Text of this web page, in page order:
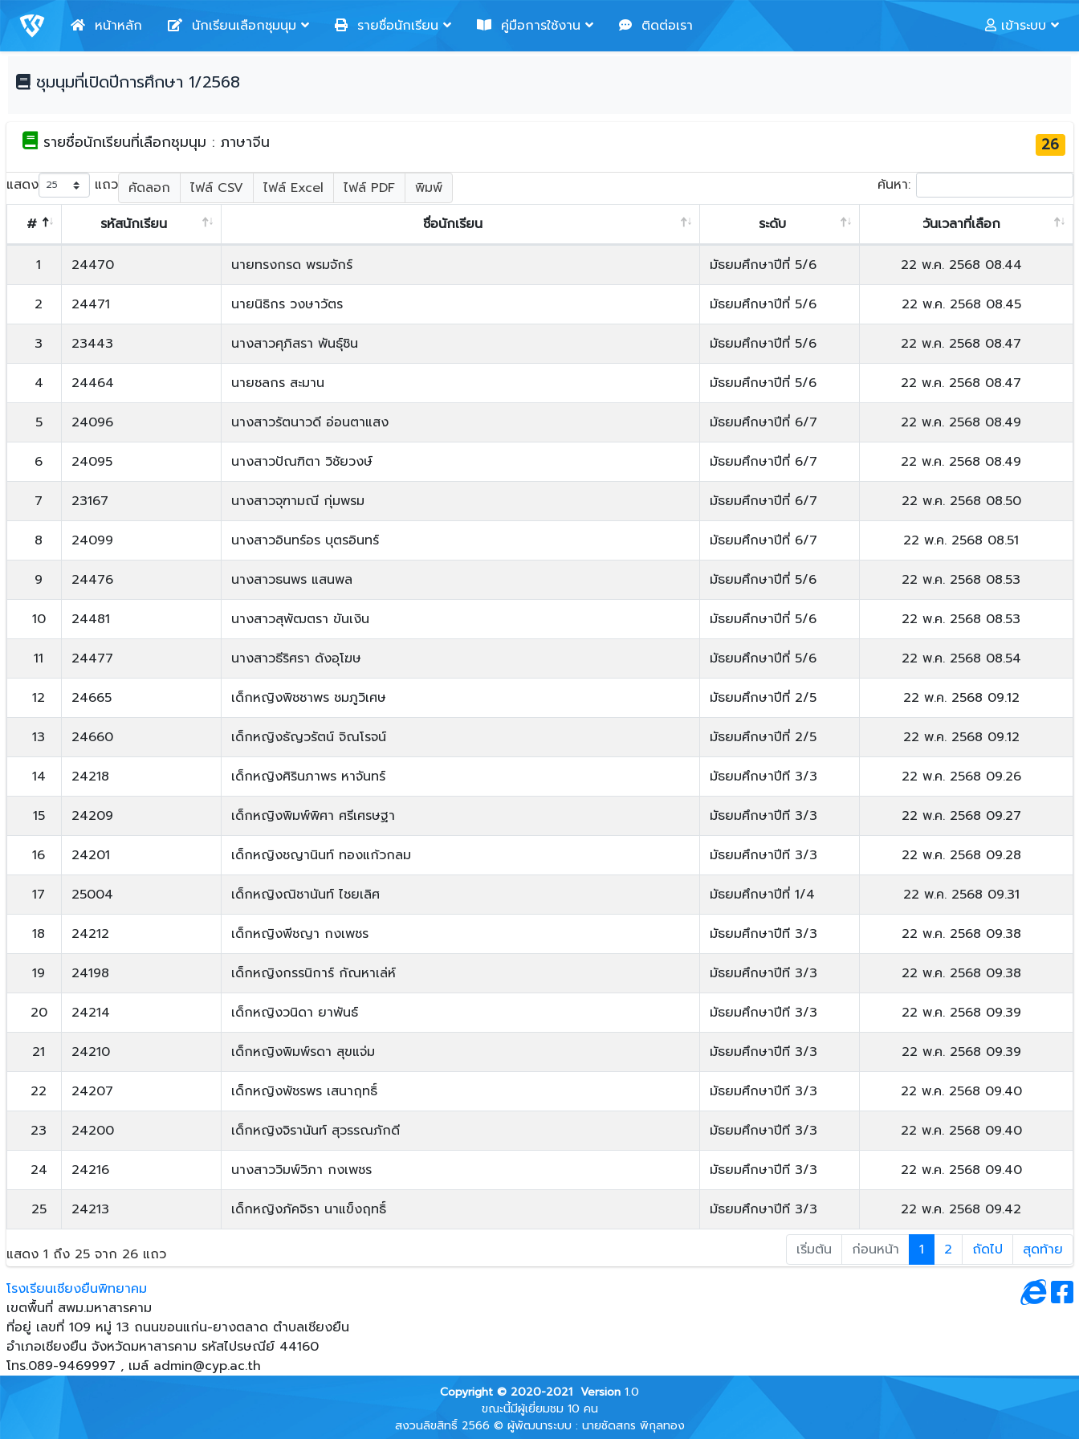
หน้าหลัก นักเรียนเลือกชุมนุม รายชื่อนักเรียน คู่มือการใช้งาน ติดต่อเรา เข้าระบบ
ชุมนุมที่เปิดปีการศึกษา 1/2568
รายชื่อนักเรียนที่เลือกชุมนุม : ภาษาจีน 26
แสดง แถว คัดลอก ไฟล์ CSV ไฟล์ Excel ไฟล์ PDF พิมพ์ ค้นหา:
# รหัสนักเรียน ชื่อนักเรียน ระดับ วันเวลาที่เลือก
1 24470 นายทรงกรด พรมจักร์ มัธยมศึกษาปีที่ 5/6 22 พ.ค. 2568 08.44
2 24471 นายนิธิกร วงษาวัตร มัธยมศึกษาปีที่ 5/6 22 พ.ค. 2568 08.45
3 23443 นางสาวศุภิสรา พันธุ์ชิน มัธยมศึกษาปีที่ 5/6 22 พ.ค. 2568 08.47
4 24464 นายชลกร สะมาน มัธยมศึกษาปีที่ 5/6 22 พ.ค. 2568 08.47
5 24096 นางสาวรัตนาวดี อ่อนตาแสง มัธยมศึกษาปีที่ 6/7 22 พ.ค. 2568 08.49
6 24095 นางสาวปัณฑิตา วิชัยวงษ์ มัธยมศึกษาปีที่ 6/7 22 พ.ค. 2568 08.49
7 23167 นางสาวจุฑามณี กุ่มพรม มัธยมศึกษาปีที่ 6/7 22 พ.ค. 2568 08.50
8 24099 นางสาวอินทร์อร บุตรอินทร์ มัธยมศึกษาปีที่ 6/7 22 พ.ค. 2568 08.51
9 24476 นางสาวธนพร แสนพล มัธยมศึกษาปีที่ 5/6 22 พ.ค. 2568 08.53
10 24481 นางสาวสุพัฒตรา ขันเงิน มัธยมศึกษาปีที่ 5/6 22 พ.ค. 2568 08.53
11 24477 นางสาวธีริศรา ดังอุโฆษ มัธยมศึกษาปีที่ 5/6 22 พ.ค. 2568 08.54
12 24665 เด็กหญิงพิชชาพร ชมภูวิเศษ มัธยมศึกษาปีที่ 2/5 22 พ.ค. 2568 09.12
13 24660 เด็กหญิงธัญวรัตน์ จิณโรจน์ มัธยมศึกษาปีที่ 2/5 22 พ.ค. 2568 09.12
14 24218 เด็กหญิงศิรินภาพร หาจันทร์ มัธยมศึกษาปีที 3/3 22 พ.ค. 2568 09.26
15 24209 เด็กหญิงพิมพ์พิศา ศรีเศรษฐา มัธยมศึกษาปีที 3/3 22 พ.ค. 2568 09.27
16 24201 เด็กหญิงชญานินท์ ทองแก้วกลม มัธยมศึกษาปีที 3/3 22 พ.ค. 2568 09.28
17 25004 เด็กหญิงณิชานันท์ ไชยเลิศ มัธยมศึกษาปีที่ 1/4 22 พ.ค. 2568 09.31
18 24212 เด็กหญิงพีชญา กงเพชร มัธยมศึกษาปีที 3/3 22 พ.ค. 2568 09.38
19 24198 เด็กหญิงกรรนิการ์ กัณหาเล่ห์ มัธยมศึกษาปีที 3/3 22 พ.ค. 2568 09.38
20 24214 เด็กหญิงวนิดา ยาพันธ์ มัธยมศึกษาปีที 3/3 22 พ.ค. 2568 09.39
21 24210 เด็กหญิงพิมพ์รดา สุขแจ่ม มัธยมศึกษาปีที 3/3 22 พ.ค. 2568 09.39
22 24207 เด็กหญิงพัชรพร เสนาฤทธิ์ มัธยมศึกษาปีที 3/3 22 พ.ค. 2568 09.40
23 24200 เด็กหญิงจิรานันท์ สุวรรณภักดี มัธยมศึกษาปีที 3/3 22 พ.ค. 2568 09.40
24 24216 นางสาววิมพ์วิภา กงเพชร มัธยมศึกษาปีที 3/3 22 พ.ค. 2568 09.40
25 24213 เด็กหญิงภัคจิรา นาแข็งฤทธิ์ มัธยมศึกษาปีที 3/3 22 พ.ค. 2568 09.42
แสดง 1 ถึง 25 จาก 26 แถว เริ่มต้น ก่อนหน้า 1 2 ถัดไป สุดท้าย
โรงเรียนเชียงยืนพิทยาคม
เขตพื้นที่ สพม.มหาสารคาม
ที่อยู่ เลขที่ 109 หมู่ 13 ถนนขอนแก่น-ยางตลาด ตําบลเชียงยืน
อําเภอเชียงยืน จังหวัดมหาสารคาม รหัสไปรษณีย์ 44160
โทร.089-9469997 , เมล์ admin@cyp.ac.th
Copyright © 2020-2021 Version 1.0
ขณะนี้มีผู้เยี่ยมชม 10 คน
สงวนลิขสิทธิ์ 2566 © ผู้พัฒนาระบบ : นายชัดสกร พิกุลทอง